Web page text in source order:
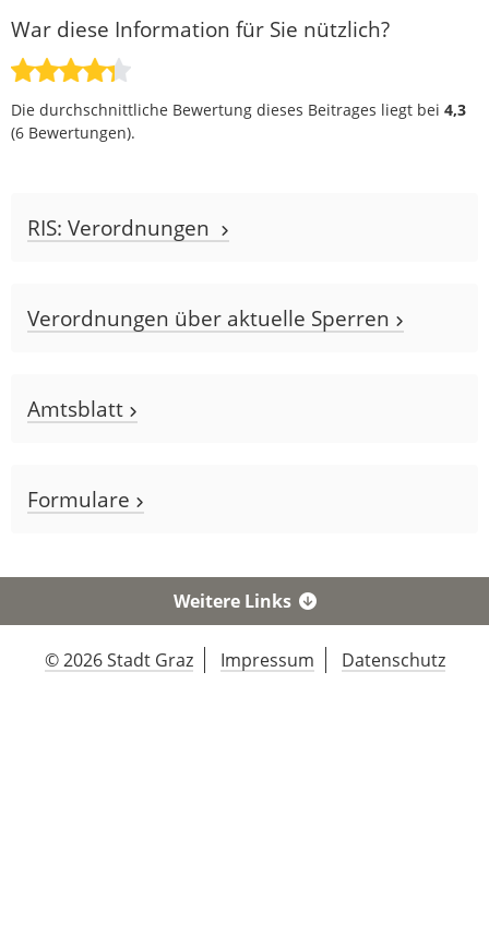
War diese Information für Sie nützlich?
Die durchschnittliche Bewertung dieses Beitrages liegt bei 4,3
(6 Bewertungen).
RIS: Verordnungen
Verordnungen über aktuelle Sperren
Amtsblatt
Formulare
Weitere Links
© 2026 Stadt Graz Impressum Datenschutz